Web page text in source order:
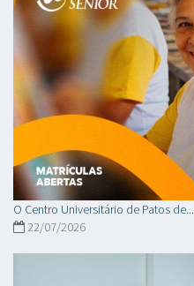
O Centro Universitário de Patos de...
22/07/2026